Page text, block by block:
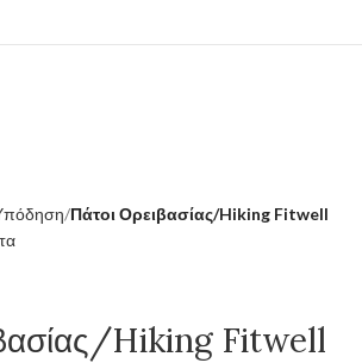
Πάτοι Ορειβασίας/Hiking Fitwell
Hiking Fitwell